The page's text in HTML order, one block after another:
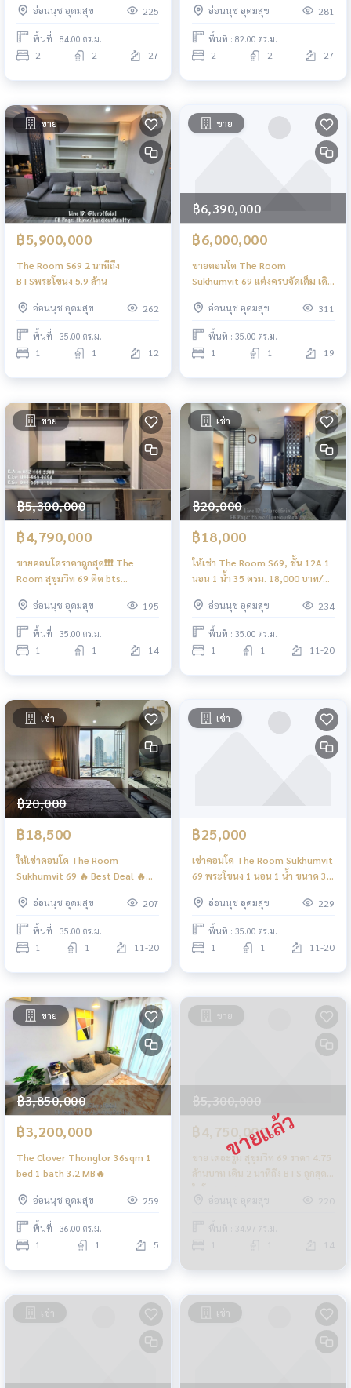
ถึง2 นอน 2 น้ำ84 ตร.ม.ชั้น 27วิว
ทิศ เหนือ 2beds 2baths16th
floorEast view84 sq.m.27 th
floorRent 49,000Please
อ่อนนุช อุดมสุข 225
พื้นที่ : 84.00 ตร.ม.
2 2 27
นาทีถึง2 นอน 2 น้ำ82 ตร.ม.ชั้น
27วิว ทิศใต้2beds 2baths27th
floorSouth view82 sq.m.27 th
floorRent 50,000Available from
อ่อนนุช อุดมสุข 281
พื้นที่ : 82.00 ตร.ม.
2 2 27
ขาย
฿5,900,000
The Room S69 2 นาทีถึง
BTSพระโขนง 5.9 ล้าน
อ่อนนุช อุดมสุข 262
พื้นที่ : 35.00 ตร.ม.
1 1 12
ขาย
฿6,390,000
฿6,000,000
ขายคอนโด The Room
Sukhumvit 69 แต่งครบจัดเต็ม เดิน
อ่อนนุช อุดมสุข
311
พื้นที่ : 35.00 ตร.ม.
1 1 19
ขาย
฿5,300,000
฿4,790,000
ขายคอนโดราคาถูกสุด❗️❗️❗️ The
Room สุขุมวิท 69 ติด bts
อ่อนนุช อุดมสุข
195
พื้นที่ : 35.00 ตร.ม.
1 1 14
เช่า
฿20,000
฿18,000
ให้เช่า The Room S69, ชั้น 12A 1
นอน 1 น้ำ 35 ตรม. 18,000 บาท/
อ่อนนุช อุดมสุข
234
พื้นที่ : 35.00 ตร.ม.
1 1 11-20
เช่า
฿20,000
฿18,500
ให้เช่าคอนโด The Room
Sukhumvit 69 🔥 Best Deal 🔥
คอนโด #เดอะรูมสุขุมวิท69
#สุขุมวิท69 #BTSพระโขนง- 1
นอน 1 น้ำ #เฟอร์ครบพร้อมอยู่ - ชั้น
26 ขนาด 35 ตรม. - เช่า 18,500
อ่อนนุช อุดมสุข 207
พื้นที่ : 35.00 ตร.ม.
1 1 11-20
เช่า
฿25,000
เช่าคอนโด The Room Sukhumvit
69 พระโขนง 1 นอน 1 น้ำ ขนาด 35
อ่อนนุช อุดมสุข
229
พื้นที่ : 35.00 ตร.ม.
1 1 11-20
ขาย
฿3,850,000
฿3,200,000
The Clover Thonglor 36sqm 1
bed 1 bath 3.2 MB🔥
อ่อนนุช อุดมสุข 259
พื้นที่ : 36.00 ตร.ม.
1 1 5
ขาย
฿5,300,000
฿4,750,000
ขาย เดอะรูม สุขุมวิท 69 ราคา 4.75
ล้านบาท เดิน 2 นาทีถึง BTS ถูกสุด
ในโครงการ
อ่อนนุช อุดมสุข
220
พื้นที่ : 34.97 ตร.ม.
14
เช่า เช่า